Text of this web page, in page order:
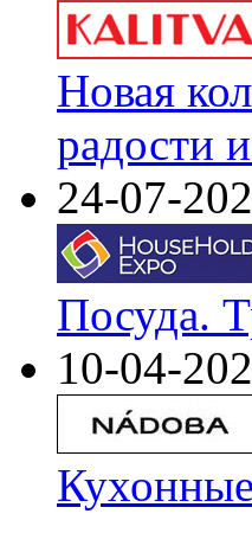
Новая
радости
24-07-
Посуда.
10-04-